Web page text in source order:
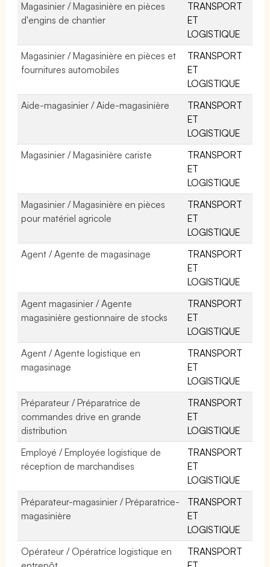
Magasinier / Magasinière en pièces
d'engins de chantier
TRANSPORT
ET
LOGISTIQUE
Magasinier / Magasinière en pièces et
fournitures automobiles
TRANSPORT
ET
LOGISTIQUE
Aide-magasinier / Aide-magasinière
TRANSPORT
ET
LOGISTIQUE
Magasinier / Magasinière cariste
TRANSPORT
ET
LOGISTIQUE
Magasinier / Magasinière en pièces
pour matériel agricole
TRANSPORT
ET
LOGISTIQUE
Agent / Agente de magasinage
TRANSPORT
ET
LOGISTIQUE
Agent magasinier / Agente
magasinière gestionnaire de stocks
TRANSPORT
ET
LOGISTIQUE
Agent / Agente logistique en
magasinage
TRANSPORT
ET
LOGISTIQUE
Préparateur / Préparatrice de
commandes drive en grande
distribution
TRANSPORT
ET
LOGISTIQUE
Employé / Employée logistique de
réception de marchandises
TRANSPORT
ET
LOGISTIQUE
Préparateur-magasinier / Préparatrice-
magasinière
TRANSPORT
ET
LOGISTIQUE
Opérateur / Opératrice logistique en
TRANSPORT